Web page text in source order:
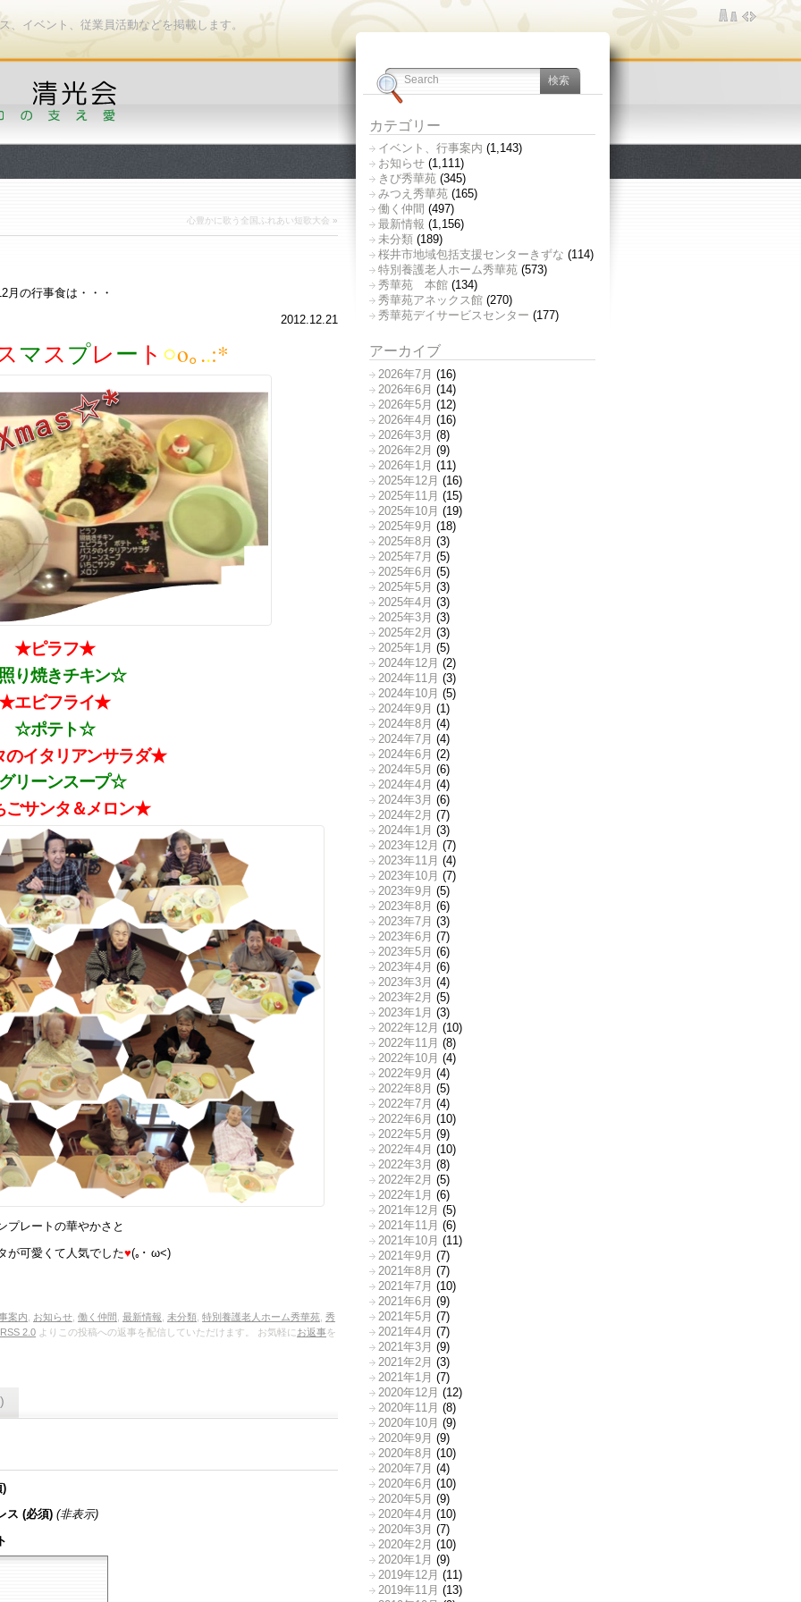
イベント、従業員活動などを掲載します。
心豊かに歌う全国ふれあい短歌大会 »
月の行事食は・・・
2012.12.21
マスプレー ト ○o｡..:*
★ピラフ★
り焼きチキン☆
エビフライ★
☆ポテト☆
イタリアンサラダ★
リーンスープ☆
サンタ＆メロン★
プレートの華やかさと
が可愛くて人気でした♥(｡･ ω<)
案内 お知らせ 働く仲間 最新情報 未分類 特別養護老人ホーム秀華苑 秀
RSS 2.0 よりこの投稿への返事を配信していただけます。 お気軽に お返事を
)
ス (必須) (非表示)
カテゴリー
イベント、行事案内 (1,143)
お知らせ (1,111)
きび秀華苑 (345)
みつえ秀華苑 (165)
働く仲間 (497)
最新情報 (1,156)
未分類 (189)
桜井市地域包括支援センターきずな (114)
特別養護老人ホーム秀華苑 (573)
秀華苑 本館 (134)
秀華苑アネックス館 (270)
秀華苑デイサービスセンター (177)
アーカイブ
2026年7月 (16)
2026年6月 (14)
2026年5月 (12)
2026年4月 (16)
2026年3月 (8)
2026年2月 (9)
2026年1月 (11)
2025年12月 (16)
2025年11月 (15)
2025年10月 (19)
2025年9月 (18)
2025年8月 (3)
2025年7月 (5)
2025年6月 (5)
2025年5月 (3)
2025年4月 (3)
2025年3月 (3)
2025年2月 (3)
2025年1月 (5)
2024年12月 (2)
2024年11月 (3)
2024年10月 (5)
2024年9月 (1)
2024年8月 (4)
2024年7月 (4)
2024年6月 (2)
2024年5月 (6)
2024年4月 (4)
2024年3月 (6)
2024年2月 (7)
2024年1月 (3)
2023年12月 (7)
2023年11月 (4)
2023年10月 (7)
2023年9月 (5)
2023年8月 (6)
2023年7月 (3)
2023年6月 (7)
2023年5月 (6)
2023年4月 (6)
2023年3月 (4)
2023年2月 (5)
2023年1月 (3)
2022年12月 (10)
2022年11月 (8)
2022年10月 (4)
2022年9月 (4)
2022年8月 (5)
2022年7月 (4)
2022年6月 (10)
2022年5月 (9)
2022年4月 (10)
2022年3月 (8)
2022年2月 (5)
2022年1月 (6)
2021年12月 (5)
2021年11月 (6)
2021年10月 (11)
2021年9月 (7)
2021年8月 (7)
2021年7月 (10)
2021年6月 (9)
2021年5月 (7)
2021年4月 (7)
2021年3月 (9)
2021年2月 (3)
2021年1月 (7)
2020年12月 (12)
2020年11月 (8)
2020年10月 (9)
2020年9月 (9)
2020年8月 (10)
2020年7月 (4)
2020年6月 (10)
2020年5月 (9)
2020年4月 (10)
2020年3月 (7)
2020年2月 (10)
2020年1月 (9)
2019年12月 (11)
2019年11月 (13)